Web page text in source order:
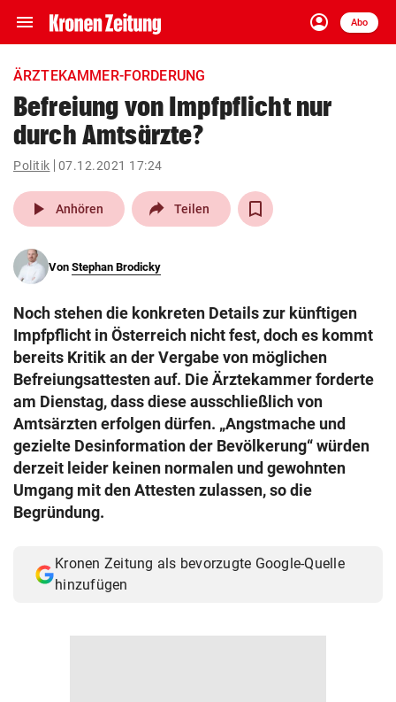
menu Navigation
ein-/ausklappen
account_circle
Anmelden
Abo
close Schließen
account_circle Anmelden
pin_drop
Wien arrow_right
search
eingeben
© Krone Multimedia GmbH & Co KG 2026
Muthgasse 2, 1190 Wien
ÄRZTEKAMMER-FORDERUNG
Befreiung von Impfpflicht nur
durch Amtsärzte?
Politik 07.12.2021 17:24
play_arrow Anhören Teilen
Von Stephan Brodicky
Noch stehen die konkreten Details zur künftigen
Impfpflicht in Österreich nicht fest, doch es kommt
bereits Kritik an der Vergabe von möglichen
Befreiungsattesten auf. Die Ärztekammer forderte
am Dienstag, dass diese ausschließlich von
Amtsärzten erfolgen dürfen. „Angstmache und
gezielte Desinformation der Bevölkerung“ würden
derzeit leider keinen normalen und gewohnten
Umgang mit den Attesten zulassen, so die
Begründung.
Kronen Zeitung als bevorzugte Google-Quelle
hinzufügen